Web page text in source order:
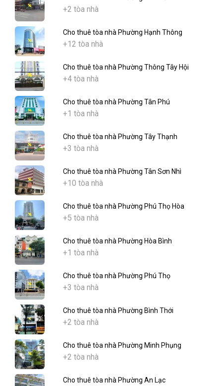
+2 tòa nhà
Cho thuê tòa nhà Phường Hạnh Thông
+12 tòa nhà
Cho thuê tòa nhà Phường Thông Tây Hội
+4 tòa nhà
Cho thuê tòa nhà Phường Tân Phú
+1 tòa nhà
Cho thuê tòa nhà Phường Tây Thạnh
+3 tòa nhà
Cho thuê tòa nhà Phường Tân Sơn Nhì
+10 tòa nhà
Cho thuê tòa nhà Phường Phú Thọ Hòa
+5 tòa nhà
Cho thuê tòa nhà Phường Hòa Bình
+1 tòa nhà
Cho thuê tòa nhà Phường Phú Thọ
+3 tòa nhà
Cho thuê tòa nhà Phường Bình Thới
+2 tòa nhà
Cho thuê tòa nhà Phường Minh Phụng
+2 tòa nhà
Cho thuê tòa nhà Phường An Lạc